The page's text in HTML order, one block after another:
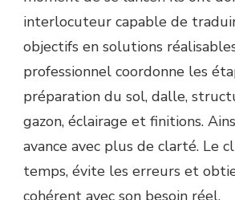
interlocuteur capable de
objectifs en solutions
professionnel coordonne les
préparation du sol, dalle,
gazon, éclairage et finitions.
avance avec plus de clarté. Le
temps, évite les erreurs et
cohérent avec son besoin réel.